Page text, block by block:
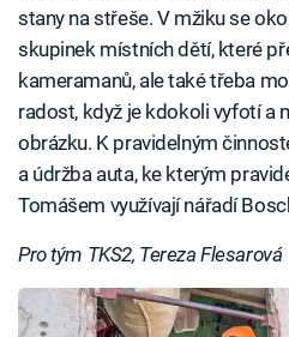
stany na střeše. V mžiku se
skupinek místních dětí, které
kameramanů, ale také třeba
radost, když je kdokoli vyfotí a
obrázku. K pravidelným
a údržba auta, ke kterým
Tomášem využívají nářadí
Pro tým TKS2, Tereza Flesarová